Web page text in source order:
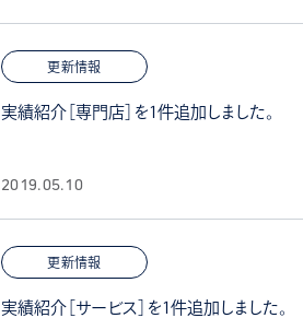
更新情報
実績紹介［専門店］を1件追加しました。
2019.05.10
更新情報
実績紹介［サービス］を1件追加しました。